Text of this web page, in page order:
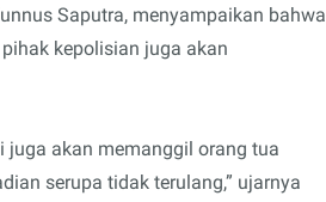
Saputra, menyampaikan bahwa
kepolisian juga akan
juga akan memanggil orang tua
serupa tidak terulang,” ujarnya